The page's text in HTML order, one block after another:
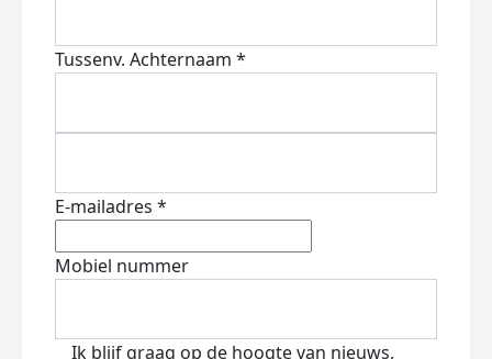
Tussenv. Achternaam *
E-mailadres *
Mobiel nummer
Ik blijf graag op de hoogte van nieuws,